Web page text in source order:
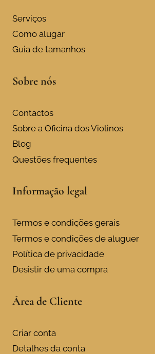
Serviços
Como alugar
Guia de tamanhos
Sobre nós
Contactos
Sobre a Oficina dos Violinos
Blog
Questões frequentes
Informação legal
Termos e condições gerais
Termos e condições de aluguer
Política de privacidade
Desistir de uma compra
Área de Cliente
Criar conta
Detalhes da conta